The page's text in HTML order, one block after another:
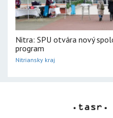
Nitra: SPU otvára nový
program
Nitriansky kraj